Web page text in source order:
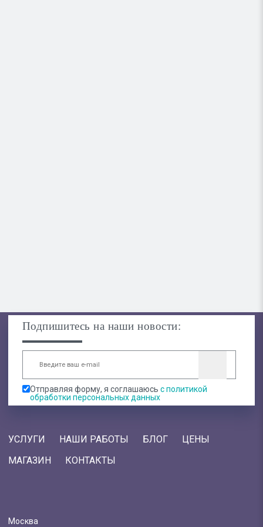
Подпишитесь на наши новости:
Отправляя форму, я соглашаюсь с политикой
обработки персональных данных
УСЛУГИ НАШИ РАБОТЫ БЛОГ
ЦЕНЫ
МАГАЗИН
КОНТАКТЫ
Москва